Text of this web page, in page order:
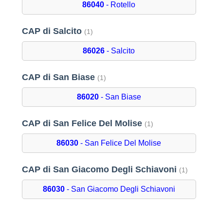
86040 - Rotello
CAP di Salcito (1)
86026 - Salcito
CAP di San Biase (1)
86020- San Biase
CAP di San Felice Del Molise (1)
86030 - San Felice Del Molise
CAP di San Giacomo Degli Schiavoni (1)
86030- San Giacomo Degli Schiavoni